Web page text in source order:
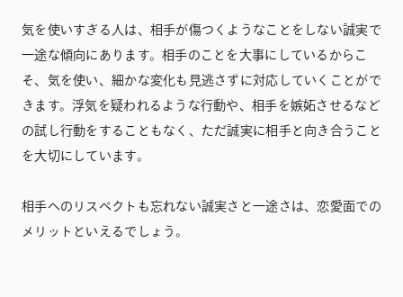
気を使いすぎる人は、相手が傷つくようなことをしない誠実で
一途な傾向にあります。相手のことを大事にしているからこ
そ、気を使い、細かな変化も見逃さずに対応していくことがで
きます。浮気を疑われるような行動や、相手を嫉妬させるなど
の試し行動をすることもなく、ただ誠実に相手と向き合うこと
を大切にしています。
相手へのリスペクトも忘れない誠実さと一途さは、恋愛面での
メリットといえるでしょう。